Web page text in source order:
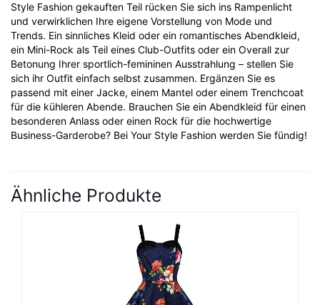
Style Fashion gekauften Teil rücken Sie sich ins Rampenlicht
und verwirklichen Ihre eigene Vorstellung von Mode und
Trends. Ein sinnliches Kleid oder ein romantisches Abendkleid,
ein Mini-Rock als Teil eines Club-Outfits oder ein Overall zur
Betonung Ihrer sportlich-femininen Ausstrahlung – stellen Sie
sich ihr Outfit einfach selbst zusammen. Ergänzen Sie es
passend mit einer Jacke, einem Mantel oder einem Trenchcoat
für die kühleren Abende. Brauchen Sie ein Abendkleid für einen
besonderen Anlass oder einen Rock für die hochwertige
Business-Garderobe? Bei Your Style Fashion werden Sie fündig!
Ähnliche Produkte